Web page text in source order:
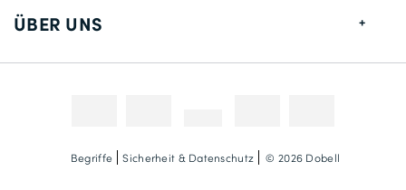
Lieferung
ÜBER UNS
Fotokredit
Begriffe Sicherheit & Datenschutz © 2026 Dobell